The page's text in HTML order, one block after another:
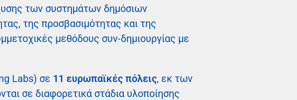
των συστημάτων δημόσιων
της προσβασιμότητας και της
μεθόδους συν-δημιουργίας με
Labs) σε 11 ευρωπαϊκές πόλεις, εκ των
σε διαφορετικά στάδια υλοποίησης